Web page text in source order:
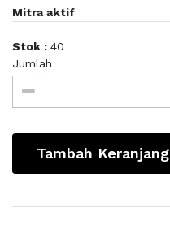
Mitra aktif
Stok : 40
Jumlah
Tambah Keranjang